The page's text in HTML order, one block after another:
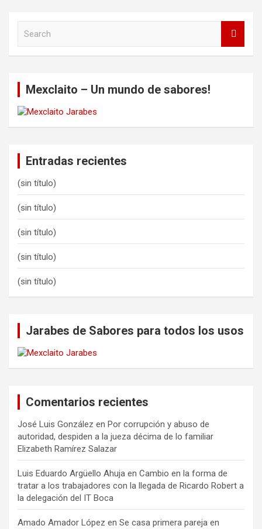
Mexclaito – Un mundo de sabores!
Entradas recientes
(sin título)
(sin título)
(sin título)
(sin título)
(sin título)
Jarabes de Sabores para todos los usos
Comentarios recientes
José Luis González en Por corrupción y abuso de
autoridad, despiden a la jueza décima de lo familiar
Elizabeth Ramírez Salazar
Luis Eduardo Argüello Ahuja en Cambio en la forma de
tratar a los trabajadores con la llegada de Ricardo Robert a
la delegación del IT Boca
Amado Amador López en Se casa primera pareja en